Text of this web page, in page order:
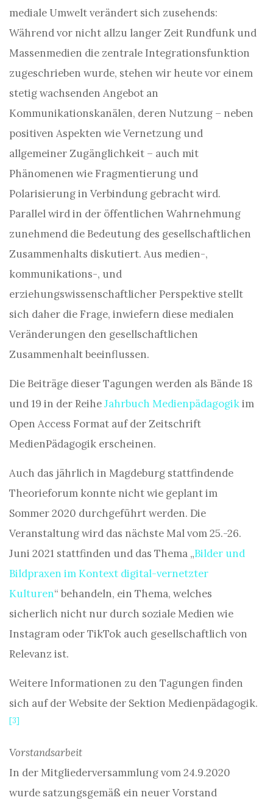
mediale Umwelt verändert sich zusehends:
Während vor nicht allzu langer Zeit Rundfunk und
Massenmedien die zentrale Integrationsfunktion
zugeschrieben wurde, stehen wir heute vor einem
stetig wachsenden Angebot an
Kommunikationskanälen, deren Nutzung – neben
positiven Aspekten wie Vernetzung und
allgemeiner Zugänglichkeit – auch mit
Phänomenen wie Fragmentierung und
Polarisierung in Verbindung gebracht wird.
Parallel wird in der öffentlichen Wahrnehmung
zunehmend die Bedeutung des gesellschaftlichen
Zusammenhalts diskutiert. Aus medien-,
kommunikations-, und
erziehungswissenschaftlicher Perspektive stellt
sich daher die Frage, inwiefern diese medialen
Veränderungen den gesellschaftlichen
Zusammenhalt beeinflussen.
Die Beiträge dieser Tagungen werden als Bände 18
und 19 in der ReiheJahrbuch Medienpädagogikim
Open Access Format auf der Zeitschrift
MedienPädagogik erscheinen.
Auch das jährlich in Magdeburg stattfindende
Theorieforum konnte nicht wie geplant im
Sommer 2020 durchgeführt werden. Die
Veranstaltung wird das nächste Mal vom 25.-26.
Juni 2021 stattfinden und das Thema „Bilder und
Bildpraxen im Kontext digital-vernetzter
Kulturen“ behandeln, ein Thema, welches
sicherlich nicht nur durch soziale Medien wie
Instagram oder TikTok auch gesellschaftlich von
Relevanz ist.
Weitere Informationen zu den Tagungen finden
sich auf der Website der Sektion Medienpädagogik.
[3]
Vorstandsarbeit
In der Mitgliederversammlung vom 24.9.2020
wurde satzungsgemäß ein neuer Vorstand